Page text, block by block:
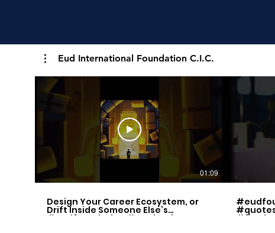
Eud International Foundation C.I.C.
01:09
Design Your Career Ecosystem, or
Drift Inside Someone Else’s
#eudfoundation #motivation